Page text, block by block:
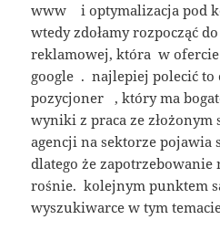
www i optymalizacja pod
wtedy zdołamy rozpocząć
reklamowej, która w
google . najlepiej polecić to
pozycjoner , który ma
wyniki z praca ze złożonym
agencji na sektorze pojawia
dlatego że zapotrzebowanie
rośnie. kolejnym punktem
wyszukiwarce w tym